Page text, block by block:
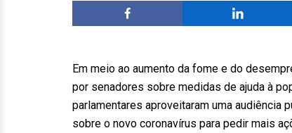
Em meio ao aumento da fome e do
por senadores sobre medidas de ajuda à
parlamentares aproveitaram uma audiência
sobre o novo coronavírus para pedir mais